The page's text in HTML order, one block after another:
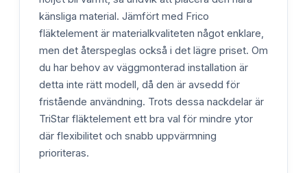
känsliga material. Jämfört med Frico
fläktelement är materialkvaliteten något enklare,
men det återspeglas också i det lägre priset. Om
du har behov av väggmonterad installation är
detta inte rätt modell, då den är avsedd för
fristående användning. Trots dessa nackdelar är
TriStar fläktelement ett bra val för mindre ytor
där flexibilitet och snabb uppvärmning
prioriteras.